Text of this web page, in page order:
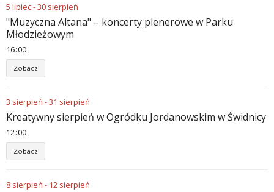
5 lipiec-30 sierpień
"Muzyczna Altana" – koncerty plenerowe w Parku
Młodzieżowym
16:00
Zobacz
3 sierpień -31 sierpień
Kreatywny sierpień w Ogródku Jordanowskim w Świdnicy
12:00
Zobacz
8 sierpień - 12 sierpień